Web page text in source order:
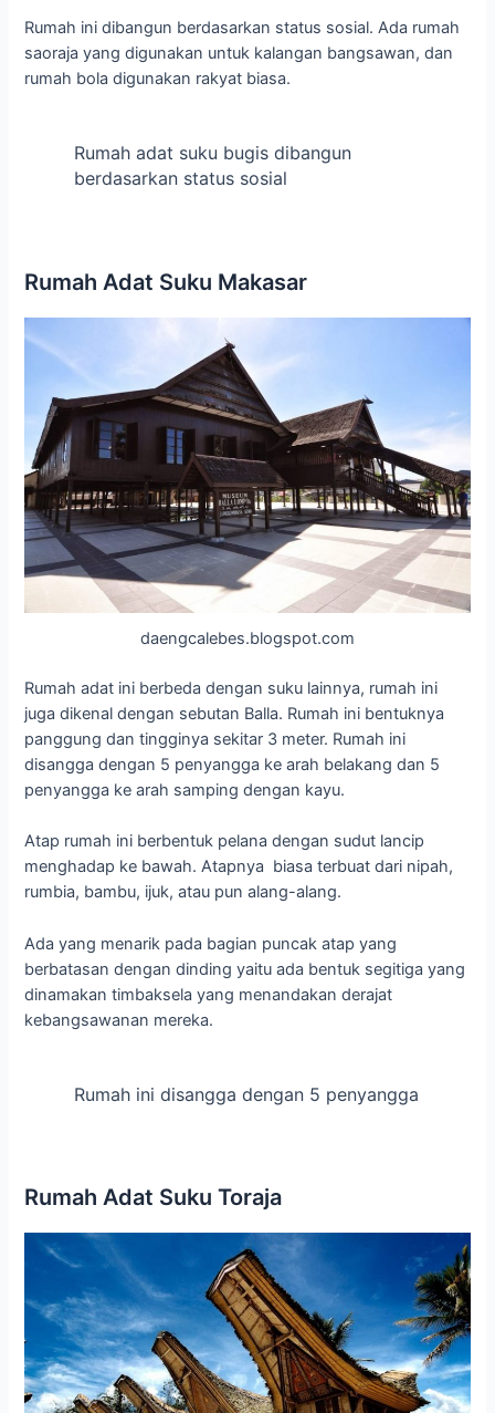
Rumah ini dibangun berdasarkan status sosial. Ada rumah
saoraja yang digunakan untuk kalangan bangsawan, dan
rumah bola digunakan rakyat biasa.
Rumah adat suku bugis dibangun
berdasarkan status sosial
Rumah Adat Suku Makasar
daengcalebes.blogspot.com
Rumah adat ini berbeda dengan suku lainnya, rumah ini
juga dikenal dengan sebutan Balla. Rumah ini bentuknya
panggung dan tingginya sekitar 3 meter. Rumah ini
disangga dengan 5 penyangga ke arah belakang dan 5
penyangga ke arah samping dengan kayu.
Atap rumah ini berbentuk pelana dengan sudut lancip
menghadap ke bawah. Atapnya biasa terbuat dari nipah,
rumbia, bambu, ijuk, atau pun alang-alang.
Ada yang menarik pada bagian puncak atap yang
berbatasan dengan dinding yaitu ada bentuk segitiga yang
dinamakan timbaksela yang menandakan derajat
kebangsawanan mereka.
Rumah ini disangga dengan 5 penyangga
Rumah Adat Suku Toraja